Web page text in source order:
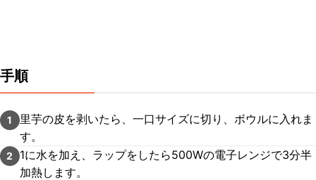
手順
1
里芋の皮を剥いたら、一口サイズに切り、ボウルに入れま
す。
2
1に水を加え、ラップをしたら500Wの電子レンジで3分半
加熱します。